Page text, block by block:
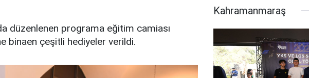
düzenlenen programa eğitim camiası
binaen çeşitli hediyeler verildi.
Kahramanmaraş